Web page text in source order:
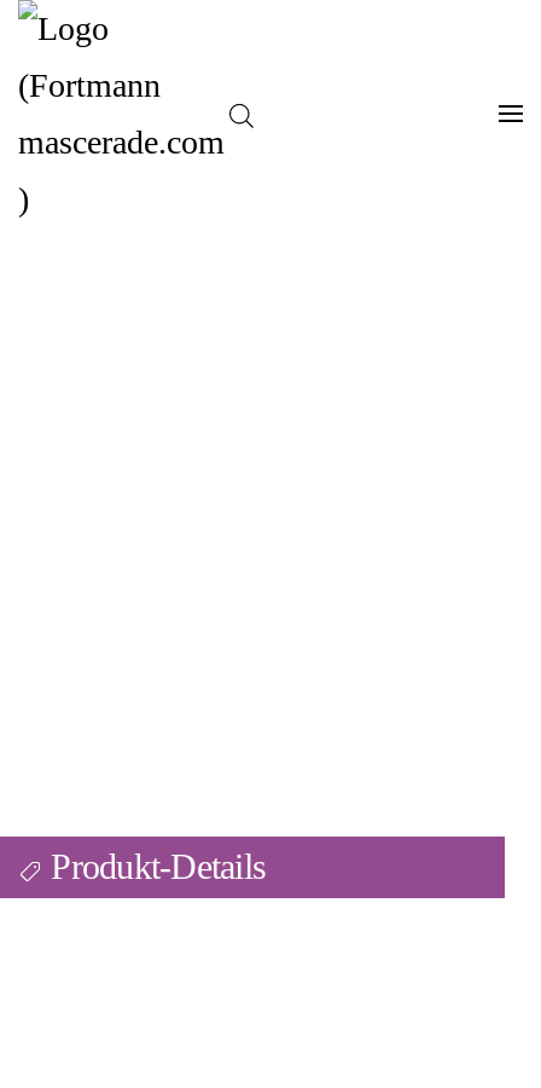
Produkt-Details